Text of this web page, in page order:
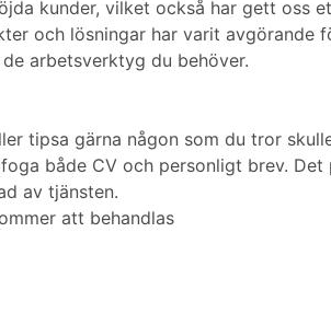
kunder, vilket också har gett oss
och lösningar har varit avgörande
arbetsverktyg du behöver.
tipsa gärna någon som du tror
både CV och personligt brev.
av tjänsten.
att behandlas